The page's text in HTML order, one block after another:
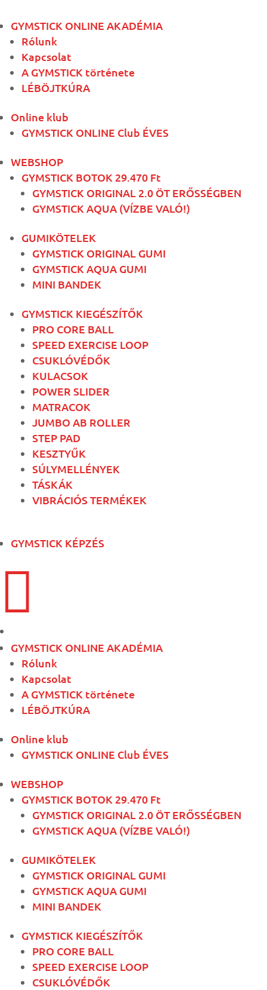
GYMSTICK ONLINE AKADÉMIA
Rólunk
Kapcsolat
A GYMSTICK története
LÉBÖJTKÚRA
Online klub
GYMSTICK ONLINE Club ÉVES
WEBSHOP
GYMSTICK BOTOK 29.470 Ft
GYMSTICK ORIGINAL 2.0 ÖT ERŐSSÉGBEN
GYMSTICK AQUA (VÍZBE VALÓ!)
GUMIKÖTELEK
GYMSTICK ORIGINAL GUMI
GYMSTICK AQUA GUMI
MINI BANDEK
GYMSTICK KIEGÉSZÍTŐK
PRO CORE BALL
SPEED EXERCISE LOOP
CSUKLÓVÉDŐK
KULACSOK
POWER SLIDER
MATRACOK
JUMBO AB ROLLER
STEP PAD
KESZTYŰK
SÚLYMELLÉNYEK
TÁSKÁK
VIBRÁCIÓS TERMÉKEK
GYMSTICK KÉPZÉS

GYMSTICK ONLINE AKADÉMIA
Rólunk
Kapcsolat
A GYMSTICK története
LÉBÖJTKÚRA
Online klub
GYMSTICK ONLINE Club ÉVES
WEBSHOP
GYMSTICK BOTOK 29.470 Ft
GYMSTICK ORIGINAL 2.0 ÖT ERŐSSÉGBEN
GYMSTICK AQUA (VÍZBE VALÓ!)
GUMIKÖTELEK
GYMSTICK ORIGINAL GUMI
GYMSTICK AQUA GUMI
MINI BANDEK
GYMSTICK KIEGÉSZÍTŐK
PRO CORE BALL
SPEED EXERCISE LOOP
CSUKLÓVÉDŐK